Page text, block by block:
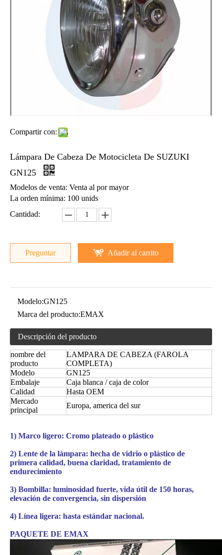
Compartir con:
Lámpara De Cabeza De Motocicleta De SUZUKI
GN125
Modelos de venta: Venta al por mayor
La orden mínima: 100 unids
Cantidad:
Preguntar Añadir al carrito
Modelo:GN125
Marca del producto:EMAX
Descripción del producto
nombre del
producto
LAMPARA DE CABEZA (FAROLA
COMPLETA)
Modelo
GN125
Embalaje
Caja blanca / caja de color
Calidad
Hasta OEM
Mercado
principal
Europa, america del sur
1) Marco ligero: Cromo plateado o plástico
2) Lente de la lámpara: hecha de vidrio o plástico de
primera calidad, buena claridad, tratamiento de
endurecimiento
3) Bombilla: luminosidad fuerte, vida útil de 150 horas,
elevación de convergencia, sin dispersión
4) Línea ligera: hasta estándar nacional.
PAQUETE DE EMAX